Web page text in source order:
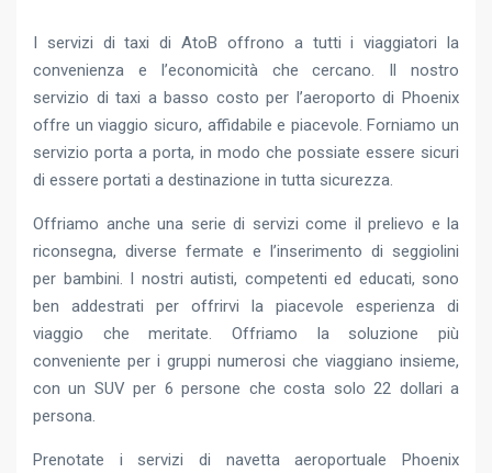
I servizi di taxi di AtoB offrono a tutti i viaggiatori la
convenienza e l’economicità che cercano. Il nostro
servizio di taxi a basso costo per l’aeroporto di Phoenix
offre un viaggio sicuro, affidabile e piacevole. Forniamo un
servizio porta a porta, in modo che possiate essere sicuri
di essere portati a destinazione in tutta sicurezza.
Offriamo anche una serie di servizi come il prelievo e la
riconsegna, diverse fermate e l’inserimento di seggiolini
per bambini. I nostri autisti, competenti ed educati, sono
ben addestrati per offrirvi la piacevole esperienza di
viaggio che meritate. Offriamo la soluzione più
conveniente per i gruppi numerosi che viaggiano insieme,
con un SUV per 6 persone che costa solo 22 dollari a
persona.
Prenotate i servizi di navetta aeroportuale Phoenix